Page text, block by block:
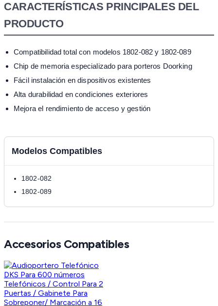
CARACTERÍSTICAS PRINCIPALES DEL
PRODUCTO
Compatibilidad total con modelos 1802-082 y 1802-089
Chip de memoria especializado para porteros Doorking
Fácil instalación en dispositivos existentes
Alta durabilidad en condiciones exteriores
Mejora el rendimiento de acceso y gestión
Modelos Compatibles
1802-082
1802-089
Accesorios Compatibles